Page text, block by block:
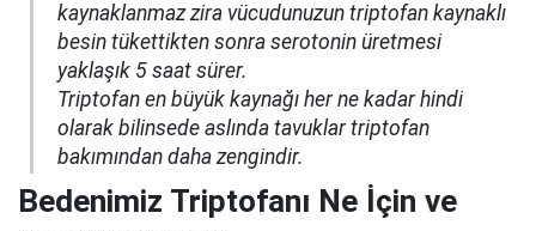
kaynaklanmaz zira vücudunuzun triptofan kaynaklı
besin tükettikten sonra serotonin üretmesi
yaklaşık 5 saat sürer.
Triptofan en büyük kaynağı her ne kadar hindi
olarak bilinsede aslında tavuklar triptofan
bakımından daha zengindir.
Bedenimiz Triptofanı Ne İçin ve